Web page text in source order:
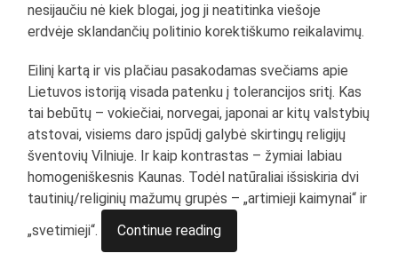
nesijaučiu nė kiek blogai, jog ji neatitinka viešoje
erdvėje sklandančių politinio korektiškumo reikalavimų.
Eilinį kartą ir vis plačiau pasakodamas svečiams apie
Lietuvos istoriją visada patenku į tolerancijos sritį. Kas
tai bebūtų – vokiečiai, norvegai, japonai ar kitų valstybių
atstovai, visiems daro įspūdį galybė skirtingų religijų
šventovių Vilniuje. Ir kaip kontrastas – žymiai labiau
homogeniškesnis Kaunas. Todėl natūraliai išsiskiria dvi
tautinių/religinių mažumų grupės – „artimieji kaimynai“ ir
„svetimieji“.
Continue reading